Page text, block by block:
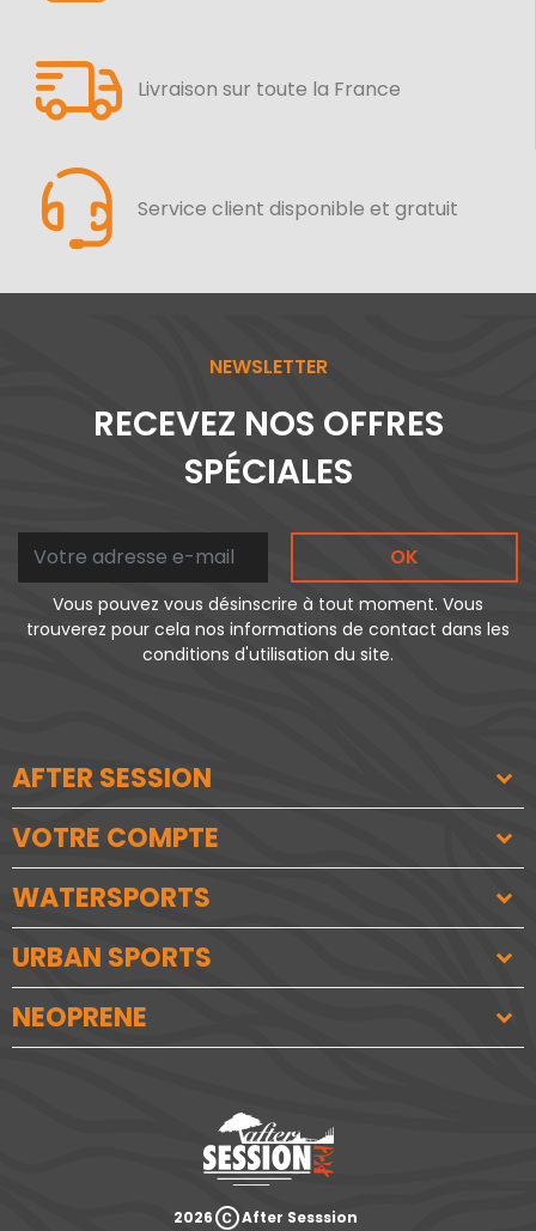
Livraison sur toute la France
Service client disponible et gratuit
NEWSLETTER
RECEVEZ NOS OFFRES
SPÉCIALES
OK
Vous pouvez vous désinscrire à tout moment. Vous
trouverez pour cela nos informations de contact dans les
conditions d'utilisation du site.
AFTER SESSION
VOTRE COMPTE
WATERSPORTS
URBAN SPORTS
NEOPRENE
2026copyrightAfter Sesssion